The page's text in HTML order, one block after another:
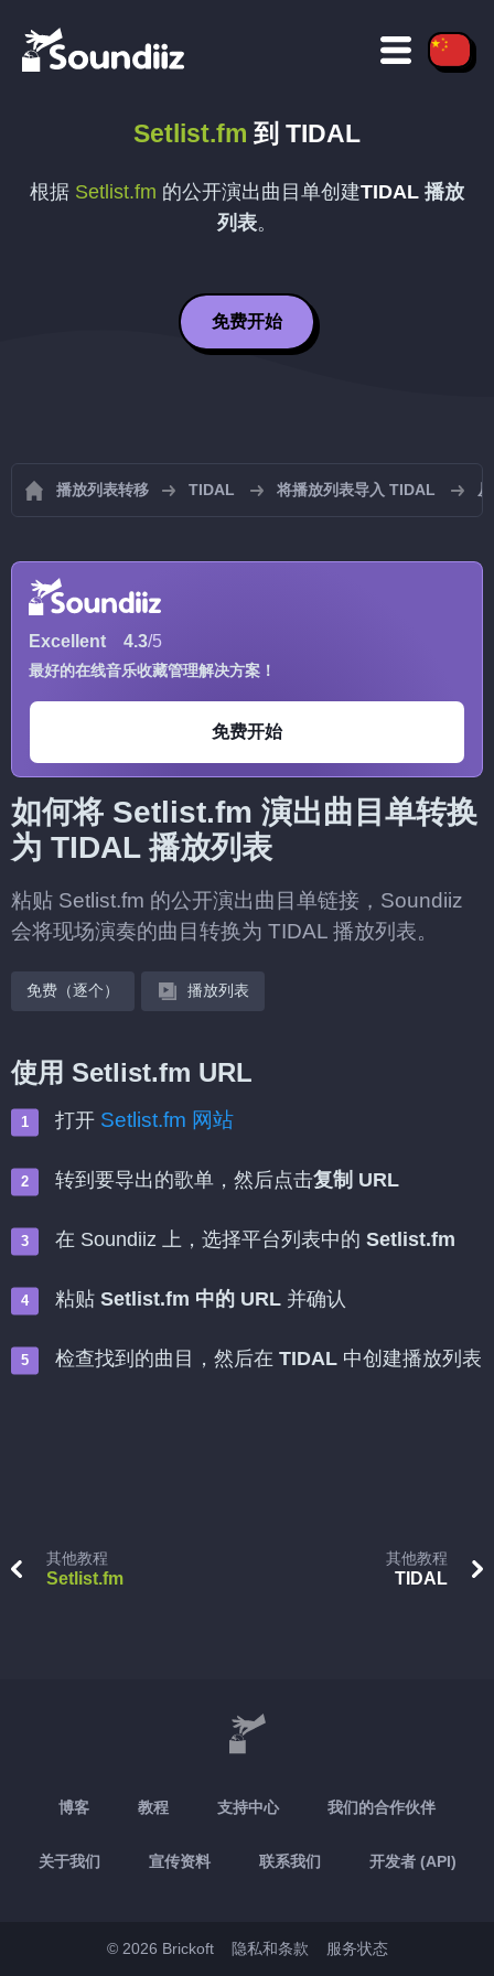
Setlist.fm 到 TIDAL
根据 Setlist.fm 的公开演出曲目单创建TIDAL 播放
列表。
免费开始
播放列表转移 TIDAL 将播放列表导入 TIDAL
Excellent 4.3/5
最好的在线音乐收藏管理解决方案！
免费开始
如何将 Setlist.fm 演出曲目单转换
为 TIDAL 播放列表
粘贴 Setlist.fm 的公开演出曲目单链接，Soundiiz
会将现场演奏的曲目转换为 TIDAL 播放列表。
免费（逐个） 播放列表
使用 Setlist.fm URL
打开 Setlist.fm 网站
转到要导出的歌单，然后点击复制 URL
在 Soundiiz 上，选择平台列表中的 Setlist.fm
粘贴 Setlist.fm 中的 URL 并确认
检查找到的曲目，然后在 TIDAL 中创建播放列表
其他教程
Setlist.fm
其他教程
TIDAL
博客 教程 支持中心 我们的合作伙伴
关于我们 宣传资料 联系我们 开发者 (API)
© 2026 Brickoft 隐私和条款 服务状态